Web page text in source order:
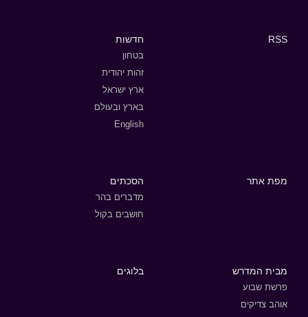
RSS חדשות
בטחון
זהות יהודית
ארץ ישראל
בארץ ובעולם
English
מפת אתר הסכתים
מדברים בהר
חושבים בקול
מבית המדרש
פרשת שבוע
אוהב צדיקים
בלוגים